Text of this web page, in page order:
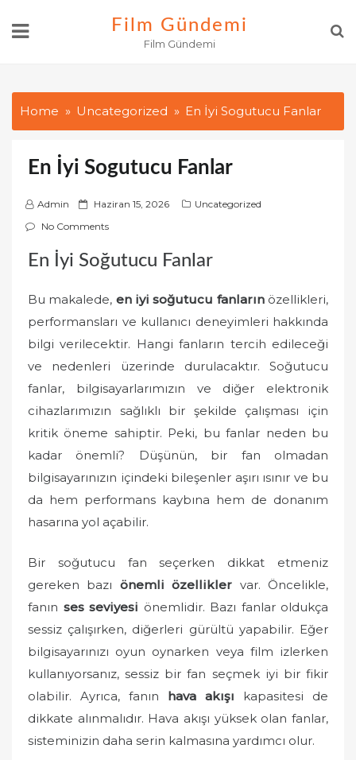
Film Gündemi
Film Gündemi
Home Uncategorized En İyi Sogutucu Fanlar
En İyi Sogutucu Fanlar
Admin
P
o
t
d
o
Haziran 15, 2026
Uncategorized
No Comments
En İyi Soğutucu Fanlar
Bu makalede, en iyi soğutucu fanlarınözellikleri,
performansları ve kullanıcı deneyimleri hakkında
bilgi verilecektir. Hangi fanların tercih edileceği
ve nedenleri üzerinde durulacaktır. Soğutucu
fanlar, bilgisayarlarımızın ve diğer elektronik
cihazlarımızın sağlıklı bir şekilde çalışması için
kritik öneme sahiptir. Peki, bu fanlar neden bu
kadar önemli? Düşünün, bir fan olmadan
bilgisayarınızın içindeki bileşenler aşırı ısınır ve bu
da hem performans kaybına hem de donanım
hasarına yol açabilir.
Bir soğutucu fan seçerken dikkat etmeniz
gereken bazı önemli özellikler var. Öncelikle,
fanın ses seviyesi önemlidir. Bazı fanlar oldukça
sessiz çalışırken, diğerleri gürültü yapabilir. Eğer
bilgisayarınızı oyun oynarken veya film izlerken
kullanıyorsanız, sessiz bir fan seçmek iyi bir fikir
olabilir. Ayrıca, fanın hava akışı kapasitesi de
dikkate alınmalıdır. Hava akışı yüksek olan fanlar,
sisteminizin daha serin kalmasına yardımcı olur.